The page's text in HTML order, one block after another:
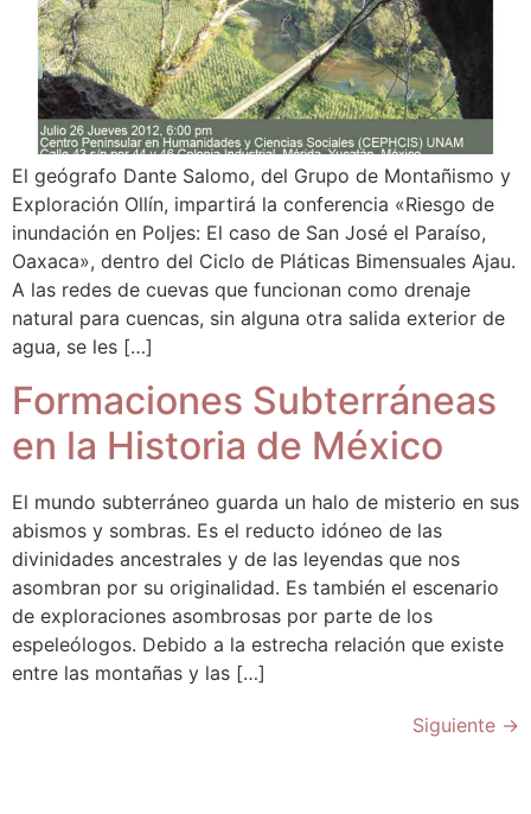
El geógrafo Dante Salomo, del Grupo de Montañismo y
Exploración Ollín, impartirá la conferencia «Riesgo de
inundación en Poljes: El caso de San José el Paraíso,
Oaxaca», dentro del Ciclo de Pláticas Bimensuales Ajau.
A las redes de cuevas que funcionan como drenaje
natural para cuencas, sin alguna otra salida exterior de
agua, se les […]
Formaciones Subterráneas
en la Historia de México
El mundo subterráneo guarda un halo de misterio en sus
abismos y sombras. Es el reducto idóneo de las
divinidades ancestrales y de las leyendas que nos
asombran por su originalidad. Es también el escenario
de exploraciones asombrosas por parte de los
espeleólogos. Debido a la estrecha relación que existe
entre las montañas y las […]
Siguiente →